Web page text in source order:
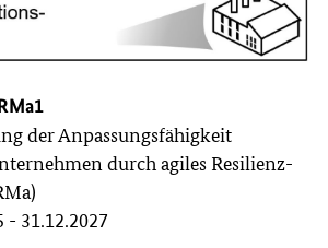
der Anpassungsfähigkeit
durch agiles Resilienz-
- 31.12.2027